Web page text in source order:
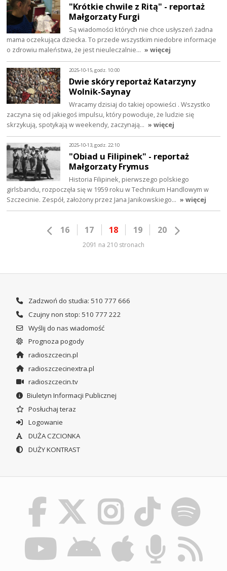
"Krótkie chwile z Ritą" - reportaż
Małgorzaty Furgi
Są wiadomości których nie chce usłyszeń żadna
mama oczekująca dziecka. To przede wszystkim niedobre informacje
o zdrowiu maleństwa, że jest nieuleczalnie… » więcej
2025-10-15, godz. 10:00
Dwie skóry reportaż Katarzyny
Wolnik-Saynay
Wracamy dzisiaj do takiej opowieści . Wszystko
zaczyna się od jakiegoś impulsu, który powoduje, że ludzie się
skrzykują, spotykają w weekendy, zaczynają… » więcej
2025-10-13, godz. 22:10
"Obiad u Filipinek" - reportaż
Małgorzaty Frymus
Historia Filipinek, pierwszego polskiego
girlsbandu, rozpoczęła się w 1959 roku w Technikum Handlowym w
Szczecinie. Zespół, założony przez Jana Janikowskiego… » więcej
16 17 18 19 20
2091 na 210 stronach
Zadzwoń do studia: 510 777 666
Czujny non stop: 510 777 222
Wyślij do nas wiadomość
Prognoza pogody
radioszczecin.pl
radioszczecinextra.pl
radioszczecin.tv
Biuletyn Informacji Publicznej
Posłuchaj teraz
Logowanie
DUŻA CZCIONKA
DUŻY KONTRAST